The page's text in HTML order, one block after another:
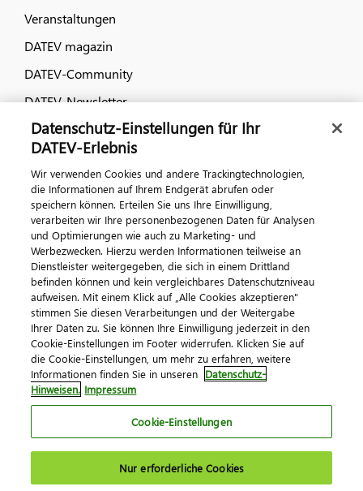
Veranstaltungen
DATEV magazin
DATEV-Community
DATEV-Newsletter
Kontaktieren Sie uns
© 2026 DATEV eG
ImpressumDatenschutzAGB Kontakt
Cookie-Einstellungen
Datenschutz-Einstellungen für Ihr
DATEV-Erlebnis
Wir verwenden Cookies und andere Trackingtechnologien,
die Informationen auf Ihrem Endgerät abrufen oder
speichern können. Erteilen Sie uns Ihre Einwilligung,
verarbeiten wir Ihre personenbezogenen Daten für Analysen
und Optimierungen wie auch zu Marketing- und
Werbezwecken. Hierzu werden Informationen teilweise an
Dienstleister weitergegeben, die sich in einem Drittland
befinden können und kein vergleichbares Datenschutzniveau
aufweisen. Mit einem Klick auf „Alle Cookies akzeptieren"
stimmen Sie diesen Verarbeitungen und der Weitergabe
Ihrer Daten zu. Sie können Ihre Einwilligung jederzeit in den
Cookie-Einstellungen im Footer widerrufen. Klicken Sie auf
die Cookie-Einstellungen, um mehr zu erfahren, weitere
Informationen finden Sie in unseren Datenschutz-
Hinweisen. Impressum
Cookie-Einstellungen
Nur erforderliche Cookies